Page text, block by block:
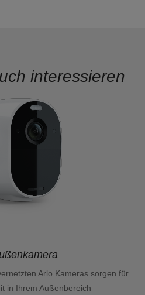
interessieren
Arlo Kameras sorgen für
in Ihrem Außenbereich